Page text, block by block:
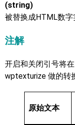
(string)
被替换成HTML数字
注解
开启和关闭引号将
wptexturize 做的转
原始文本